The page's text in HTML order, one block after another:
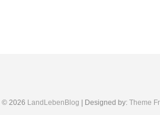
© 2026 LandLebenBlog | Designed by: Theme